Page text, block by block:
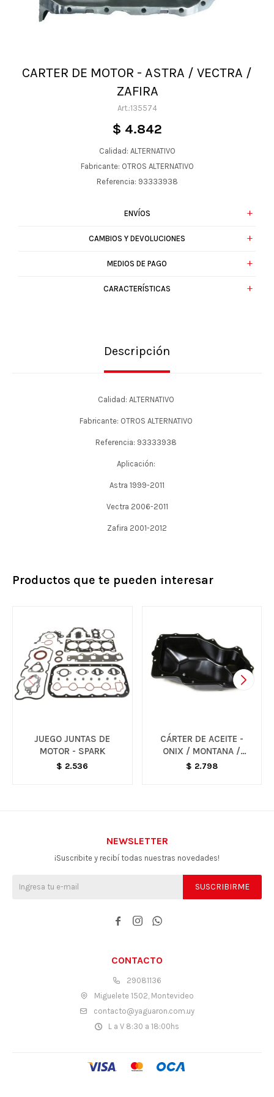
CARTER DE MOTOR - ASTRA / VECTRA /
ZAFIRA
135574
$ 4.842
Calidad: ALTERNATIVO
Fabricante: OTROS ALTERNATIVO
Referencia: 93333938
ENVÍOS
CAMBIOS Y DEVOLUCIONES
MEDIOS DE PAGO
CARACTERÍSTICAS
Descripción
Calidad: ALTERNATIVO
Fabricante: OTROS ALTERNATIVO
Referencia: 93333938
Aplicación:
Astra 1999-2011
Vectra 2006-2011
Zafira 2001-2012
Productos que te pueden interesar
JUEGO JUNTAS DE
MOTOR - SPARK
$ 2.536
CÁRTER DE ACEITE -
ONIX / MONTANA /
TRACKER
$ 2.798
CONTACTO
29081136
Miguelete 1502, Montevideo
contacto@yaguaron.com.uy
L a V 8:30 a 18:00hs
NEWSLETTER
¡Suscribite y recibí todas nuestras novedades!
SUSCRIBIRME
  